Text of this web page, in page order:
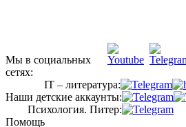
Мы в социальных
сетях:
IT – литература:
Наши детские аккаунты:
Психология. Питер:
Помощь